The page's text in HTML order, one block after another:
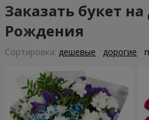
Заказать букет
Рождения
Cортировка: дешевые дорогие